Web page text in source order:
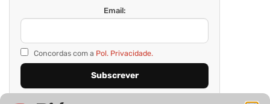
Email:
Concordas com a Pol. Privacidade.